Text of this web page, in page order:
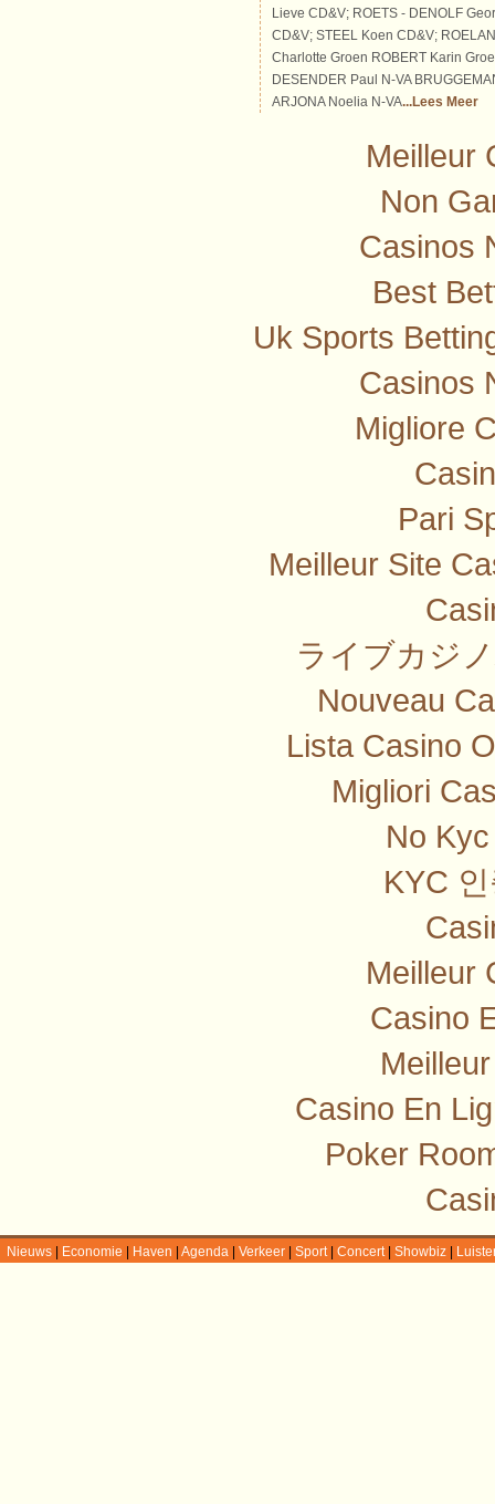
Lieve CD&V; ROETS - DENOLF
CD&V; STEEL Koen CD&V;
Charlotte Groen ROBERT Karin
DESENDER Paul N-VA
ARJONA Noelia N-VA...Lees Meer
Meilleur
Non
Casinos
Best
Uk Sports
Casinos
Migliore
Pari
Meilleur Site
ライブカジ
Nouveau
Lista Casino
Migliori
No
KYC
Meilleur
Casino
Casino En
Poker
Nieuws Economie Haven Agenda Verkeer Sport| Concert| Showbiz